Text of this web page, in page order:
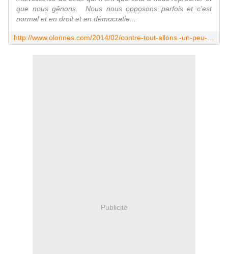
que nous gênons. Nous nous opposons parfois et c’est
normal et en droit et en démocratie...
Publicité